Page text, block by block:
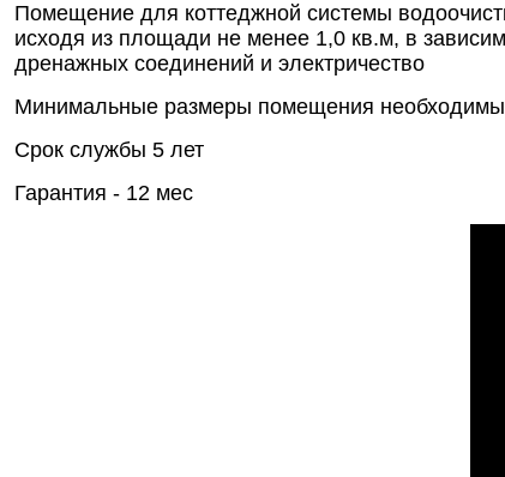
Помещение для коттеджной системы
исходя из площади не менее 1,0 кв.м, в
дренажных соединений и электричество
Минимальные размеры помещения
Срок службы 5 лет
Гарантия - 12 мес